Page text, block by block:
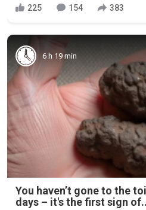
225 154 383
6 h 19 min
You haven’t gone to the
days – it's the first sign